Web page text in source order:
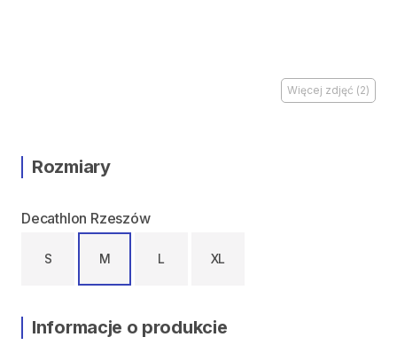
Więcej zdjęć (2)
Rozmiary
Decathlon Rzeszów
S M L XL
Informacje o produkcie